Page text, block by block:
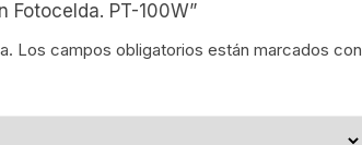
Fotocelda. PT-100W”
Los campos obligatorios están marcados con